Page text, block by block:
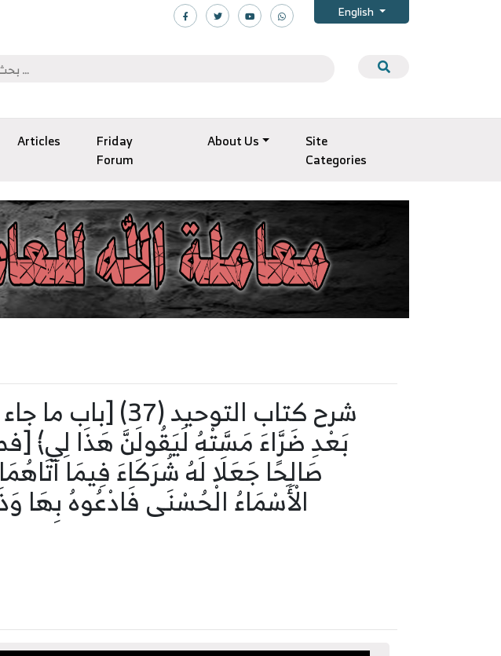
English
Articles
Friday
Forum
About Us
Site
Categories
شرح كتاب
الْأَسْمَاءُ الْحُسْنَى فَادْعُوهُ بِهَا